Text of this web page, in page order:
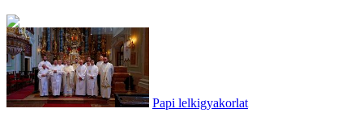
Papi lelkigyakorlat